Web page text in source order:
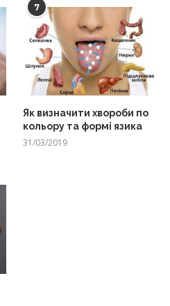
7
Як визначити хвороби по
кольору та формі язика
31/03/2019